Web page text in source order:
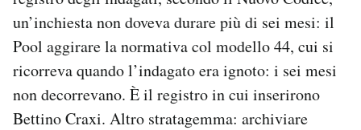
un’inchiesta non doveva durare più di sei mesi: il
Pool aggirare la normativa col modello 44, cui si
ricorreva quando l’indagato era ignoto: i sei mesi
non decorrevano. È il registro in cui inserirono
Bettino Craxi. Altro stratagemma: archiviare